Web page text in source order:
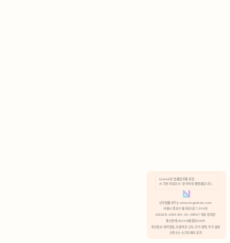
분석 쿠키 허용
Lawvot은 법률업무를 위한
AI 기반 자료조사 · 문서작성 플랫폼입니다.
안국법률사무소 www.anguklaw.com
서울시 종로구 율곡로2길 7, 304호
02)3210-3330 105-05-48527 대표 정희찬
통신판매 2024서울종로0248
개인정보 처리방침, 이용약관 고지, 쿠키 정책, 쿠키 설정
오픈소스 소프트웨어 공지